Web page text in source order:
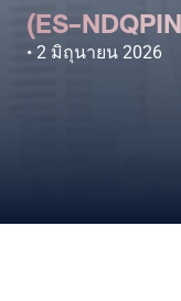
(ES-
2 มิถุนายน 2026